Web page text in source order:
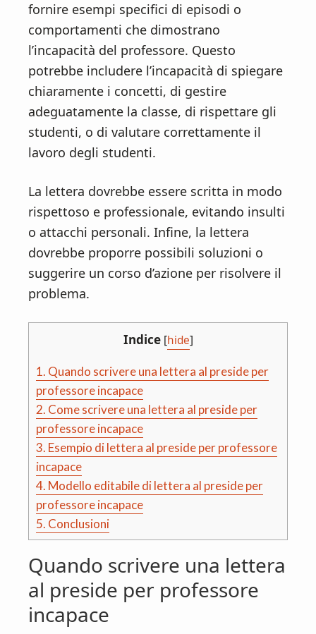
fornire esempi specifici di episodi o
comportamenti che dimostrano
l’incapacità del professore. Questo
potrebbe includere l’incapacità di spiegare
chiaramente i concetti, di gestire
adeguatamente la classe, di rispettare gli
studenti, o di valutare correttamente il
lavoro degli studenti.
La lettera dovrebbe essere scritta in modo
rispettoso e professionale, evitando insulti
o attacchi personali. Infine, la lettera
dovrebbe proporre possibili soluzioni o
suggerire un corso d’azione per risolvere il
problema.
Indice [hide]
1. Quando scrivere una lettera al preside per
professore incapace
2. Come scrivere una lettera al preside per
professore incapace
3. Esempio di lettera al preside per professore
incapace
4. Modello editabile di lettera al preside per
professore incapace
5. Conclusioni
Quando scrivere una lettera
al preside per professore
incapace